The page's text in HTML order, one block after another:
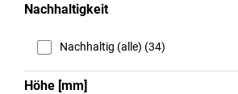
Nachhaltigkeit
Nachhaltig (alle) (34)
Höhe [mm]